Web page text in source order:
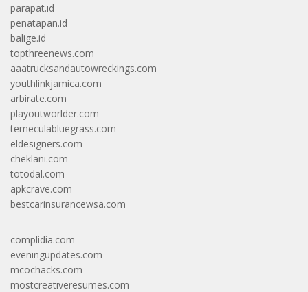
parapat.id
penatapan.id
balige.id
topthreenews.com
aaatrucksandautowreckings.com
youthlinkjamica.com
arbirate.com
playoutworlder.com
temeculabluegrass.com
eldesigners.com
cheklani.com
totodal.com
apkcrave.com
bestcarinsurancewsa.com
complidia.com
eveningupdates.com
mcochacks.com
mostcreativeresumes.com